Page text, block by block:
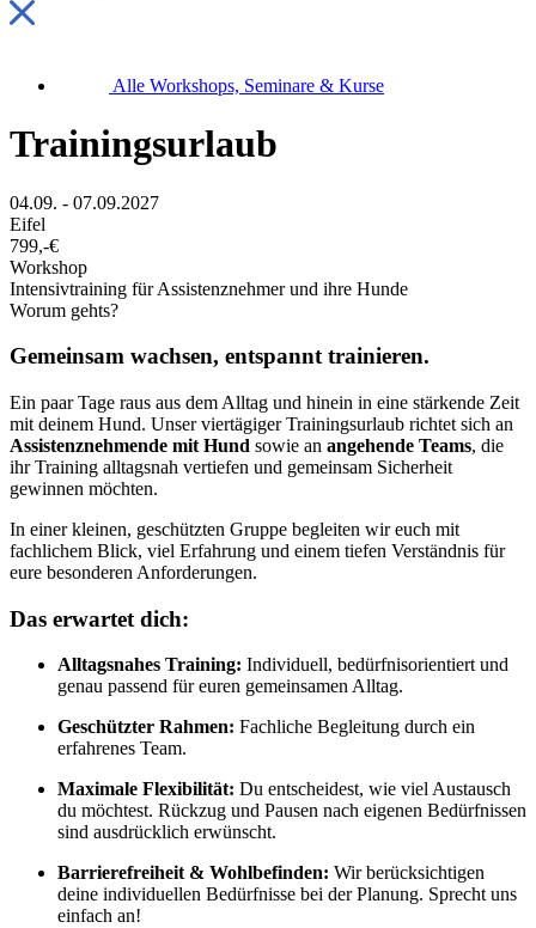
Alle Workshops, Seminare & Kurse
Trainingsurlaub
04.09. - 07.09.2027
Eifel
799,-€
Workshop
Intensivtraining für Assistenznehmer und ihre Hunde
Worum gehts?
Gemeinsam wachsen, entspannt trainieren.
Ein paar Tage raus aus dem Alltag und hinein in eine stärkende Zeit
mit deinem Hund. Unser viertägiger Trainingsurlaub richtet sich an
Assistenznehmende mit Hund sowie an angehende Teams, die
ihr Training alltagsnah vertiefen und gemeinsam Sicherheit
gewinnen möchten.
In einer kleinen, geschützten Gruppe begleiten wir euch mit
fachlichem Blick, viel Erfahrung und einem tiefen Verständnis für
eure besonderen Anforderungen.
Das erwartet dich:
Alltagsnahes Training: Individuell, bedürfnisorientiert und
genau passend für euren gemeinsamen Alltag.
Geschützter Rahmen: Fachliche Begleitung durch ein
erfahrenes Team.
Maximale Flexibilität: Du entscheidest, wie viel Austausch
du möchtest. Rückzug und Pausen nach eigenen Bedürfnissen
sind ausdrücklich erwünscht.
Barrierefreiheit & Wohlbefinden: Wir berücksichtigen
deine individuellen Bedürfnisse bei der Planung. Sprecht uns
einfach an!